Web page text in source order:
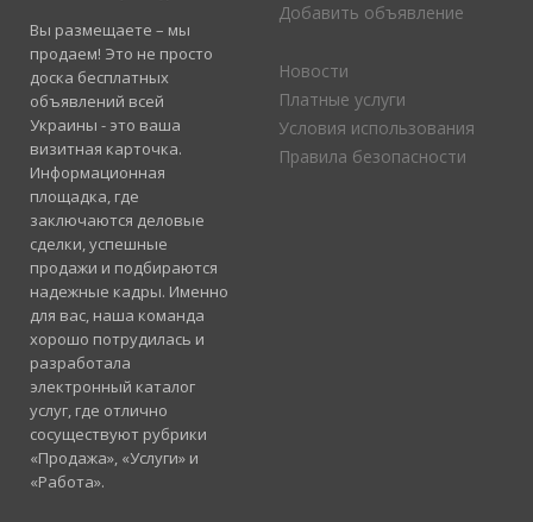
Вы размещаете – мы
продаем! Это не просто
доска бесплатных
объявлений всей
Украины - это ваша
визитная карточка.
Информационная
площадка, где
заключаются деловые
сделки, успешные
продажи и подбираются
надежные кадры. Именно
для вас, наша команда
хорошо потрудилась и
разработала
электронный каталог
услуг, где отлично
сосуществуют рубрики
«Продажа», «Услуги» и
«Работа».
Добавить объявление
Новости
Платные услуги
Условия использования
Правила безопасности